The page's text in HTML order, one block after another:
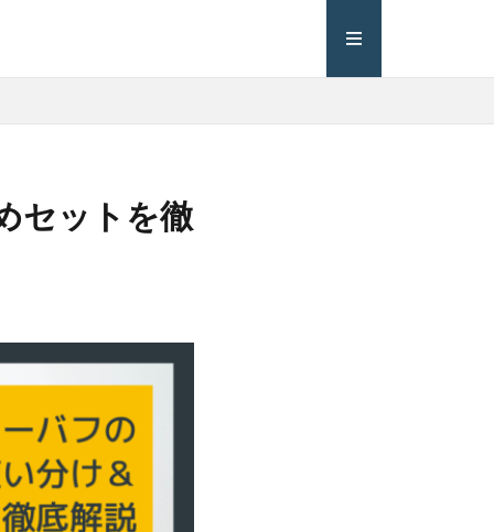
セットを徹